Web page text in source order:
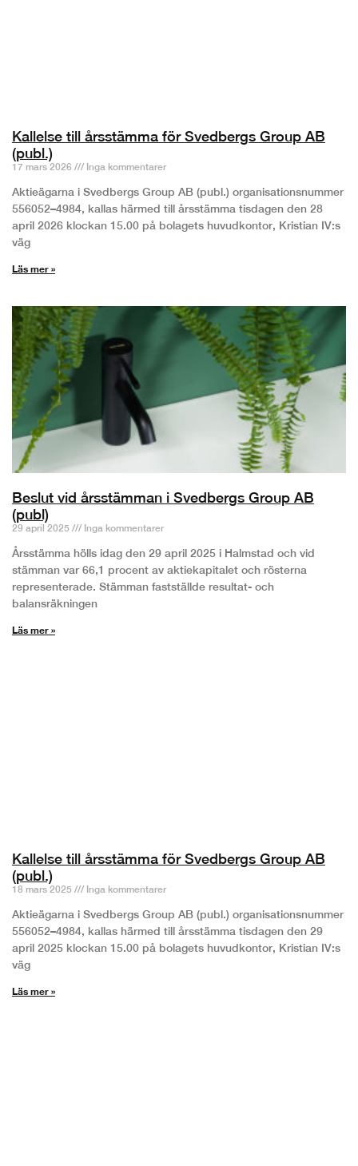
Kallelse till årsstämma för Svedbergs Group AB
(publ.)
17 mars 2026 Inga kommentarer
Aktieägarna i Svedbergs Group AB (publ.) organisationsnummer
556052–4984, kallas härmed till årsstämma tisdagen den 28
april 2026 klockan 15.00 på bolagets huvudkontor, Kristian IV:s
väg
Läs mer »
Beslut vid årsstämman i Svedbergs Group AB
(publ)
29 april 2025 Inga kommentarer
Årsstämma hölls idag den 29 april 2025 i Halmstad och vid
stämman var 66,1 procent av aktiekapitalet och rösterna
representerade. Stämman fastställde resultat- och
balansräkningen
Läs mer »
Kallelse till årsstämma för Svedbergs Group AB
(publ.)
18 mars 2025 Inga kommentarer
Aktieägarna i Svedbergs Group AB (publ.) organisationsnummer
556052–4984, kallas härmed till årsstämma tisdagen den 29
april 2025 klockan 15.00 på bolagets huvudkontor, Kristian IV:s
väg
Läs mer »